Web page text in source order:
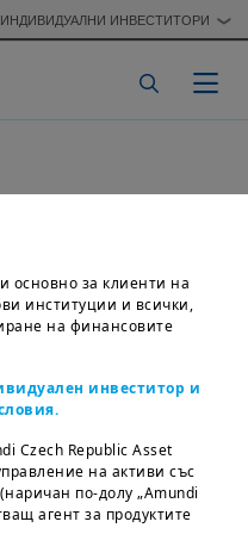
ИНДИВИДУАЛНИ ИНВЕСТИТОРИ ❯
основно за клиенти на
институции и всички,
на финансовите
инвеститор и
Czech Republic Asset
на активи със
по-долу „Amundi
агент за продуктите